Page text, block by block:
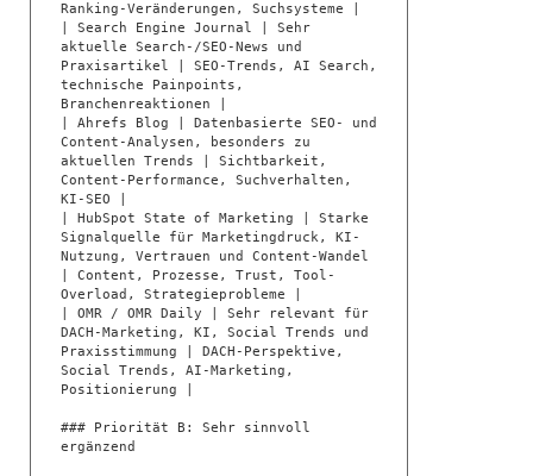
Ranking-Veränderungen, Suchsysteme |
| Search Engine Journal | Sehr
aktuelle Search-/SEO-News und
Praxisartikel | SEO-Trends, AI Search,
technische Painpoints,
Branchenreaktionen |
| Ahrefs Blog | Datenbasierte SEO- und
Content-Analysen, besonders zu
aktuellen Trends | Sichtbarkeit,
Content-Performance, Suchverhalten,
KI-SEO |
| HubSpot State of Marketing | Starke
Signalquelle für Marketingdruck, KI-
Nutzung, Vertrauen und Content-Wandel
| Content, Prozesse, Trust, Tool-
Overload, Strategieprobleme |
| OMR / OMR Daily | Sehr relevant für
DACH-Marketing, KI, Social Trends und
Praxisstimmung | DACH-Perspektive,
Social Trends, AI-Marketing,
Positionierung |
### Priorität B: Sehr sinnvoll
ergänzend